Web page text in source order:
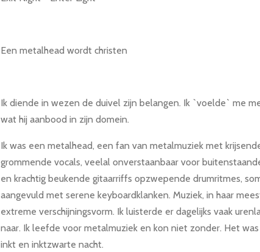
Een metalhead wordt christen
Ik diende in wezen de duivel zijn belangen. Ik `voelde` me
wat hij aanbood in zijn domein.
Ik was een metalhead, een fan van metalmuziek met
grommende vocals, veelal onverstaanbaar voor
en krachtig beukende gitaarriffs opzwepende drumritmes,
aangevuld met serene keyboardklanken. Muziek, in haar
extreme verschijningsvorm. Ik luisterde er dagelijks vaak
naar. Ik leefde voor metalmuziek en kon niet zonder. Het
inkt en inktzwarte nacht.